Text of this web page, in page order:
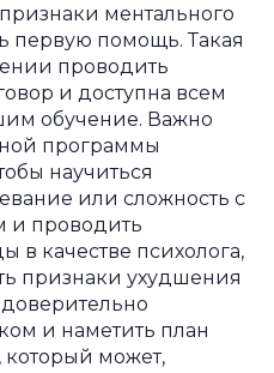
ментального
первую помощь. Такая
проводить
и доступна всем
обучение. Важно
программы
научиться
или сложность с
и проводить
в качестве психолога,
признаки ухудшения
и наметить план
может,